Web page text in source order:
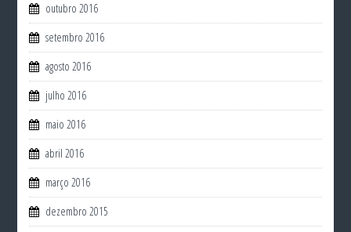
outubro 2016
setembro 2016
agosto 2016
julho 2016
maio 2016
abril 2016
março 2016
dezembro 2015